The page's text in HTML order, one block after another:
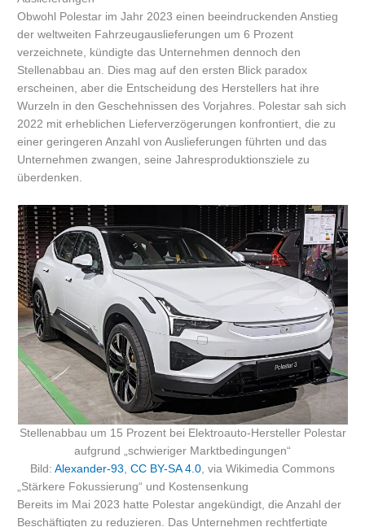
Obwohl Polestar im Jahr 2023 einen beeindruckenden Anstieg
der weltweiten Fahrzeugauslieferungen um 6 Prozent
verzeichnete, kündigte das Unternehmen dennoch den
Stellenabbau an. Dies mag auf den ersten Blick paradox
erscheinen, aber die Entscheidung des Herstellers hat ihre
Wurzeln in den Geschehnissen des Vorjahres. Polestar sah sich
2022 mit erheblichen Lieferverzögerungen konfrontiert, die zu
einer geringeren Anzahl von Auslieferungen führten und das
Unternehmen zwangen, seine Jahresproduktionsziele zu
überdenken.
Stellenabbau um 15 Prozent bei Elektroauto-Hersteller Polestar
aufgrund „schwieriger Marktbedingungen“
Bild: Alexander-93 CC BY-SA 4.0 , via Wikimedia Commons
„Stärkere Fokussierung“ und Kostensenkung
Bereits im Mai 2023 hatte Polestar angekündigt, die Anzahl der
Beschäftigten zu reduzieren. Das Unternehmen rechtfertigte